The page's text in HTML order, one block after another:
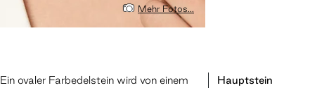
Mehr Fotos...
Ein ovaler Farbedelstein wird von einem
Hauptstein